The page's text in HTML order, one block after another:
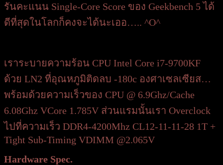
รันคะแนน Single-Core Score ของ Geekbench 5 ได้
ดีที่สุดในโลกก็คงจะได้นะเออ….. ^O^
เราระบายความร้อน CPU Intel Core i7-9700KF
ด้วย LN2 ที่อุณหภูมิติดลบ -180c องศาเซลเซียส…
พร้อมด้วยความเร็วของ CPU @ 6.9Ghz/Cache
6.08Ghz VCore 1.785V ส่วนแรมนั้นเรา Overclock
ไปที่ความเร็ว DDR4-4200Mhz CL12-11-11-28 1T +
Tight Sub-Timing VDIMM @2.065V
Hardware Spec.